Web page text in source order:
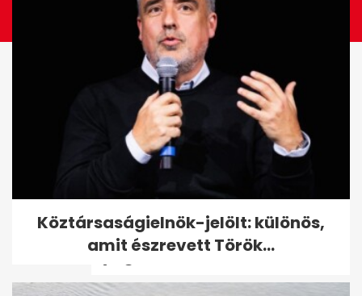
Ezek a kütyük mindig velem
vannak repüléskor, hogy
nyugodtabb...
Köztársaságielnök-jelölt: különös,
amit észrevett Török...